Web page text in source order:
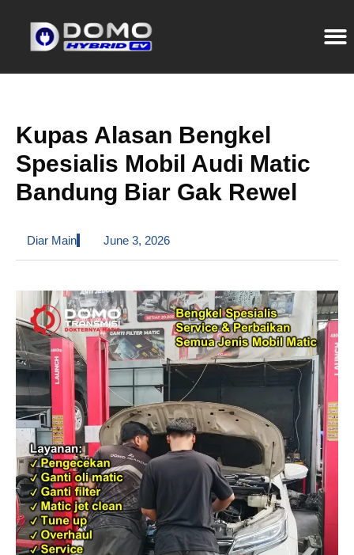
Kupas Alasan Bengkel
Spesialis Mobil Audi Matic
Bandung Biar Gak Rewel
Diar Main June 3, 2026